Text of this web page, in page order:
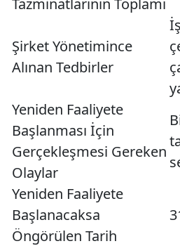
Şirket Yönetimince
Alınan Tedbirler
Yeniden Faaliyete
Başlanması İçin
Gerçekleşmesi Gereken
Olaylar
Yeniden Faaliyete
Başlanacaksa
Öngörülen Tarih